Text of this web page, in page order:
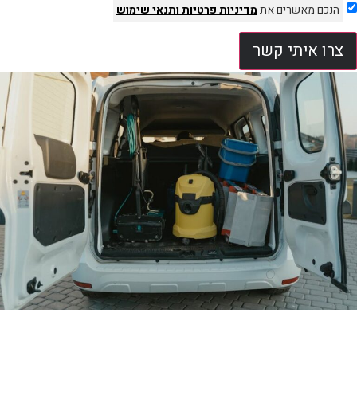
הנכם מאשרים אתמדיניות פרטיותותנאי שימוש
צרו איתי קשר